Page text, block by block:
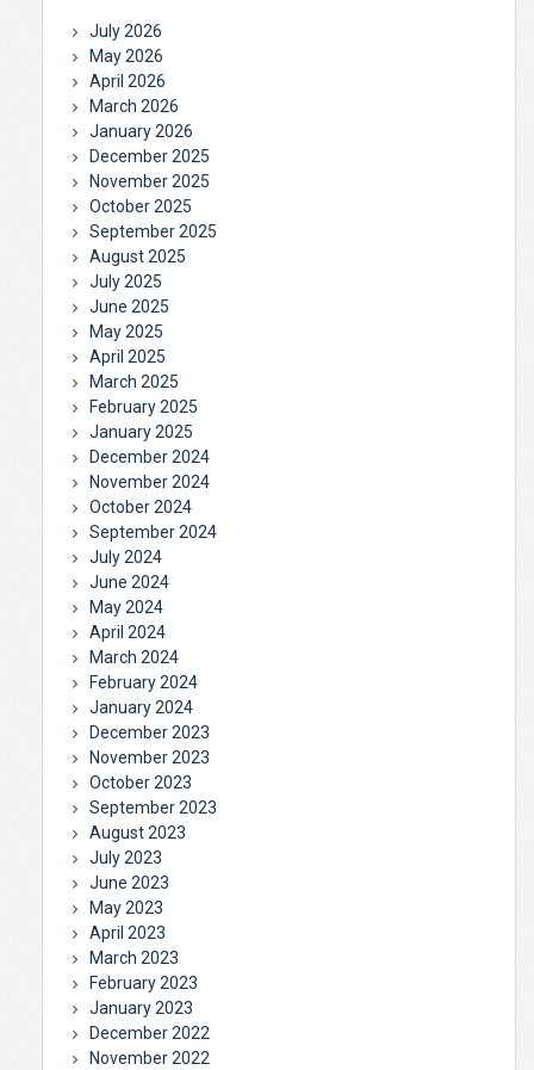
July 2026
May 2026
April 2026
March 2026
January 2026
December 2025
November 2025
October 2025
September 2025
August 2025
July 2025
June 2025
May 2025
April 2025
March 2025
February 2025
January 2025
December 2024
November 2024
October 2024
September 2024
July 2024
June 2024
May 2024
April 2024
March 2024
February 2024
January 2024
December 2023
November 2023
October 2023
September 2023
August 2023
July 2023
June 2023
May 2023
April 2023
March 2023
February 2023
January 2023
December 2022
November 2022